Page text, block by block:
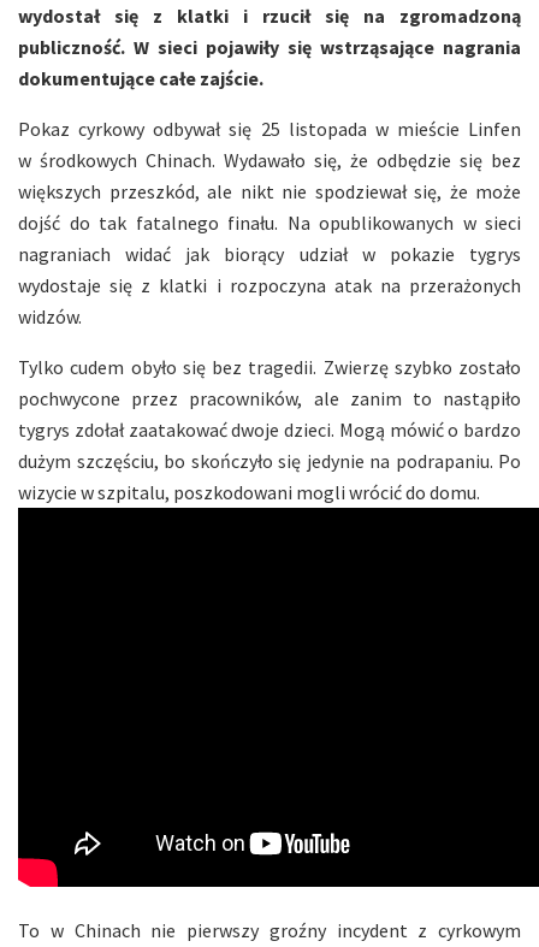
wydostał się z klatki i rzucił się na zgromadzoną
publiczność. W sieci pojawiły się wstrząsające nagrania
dokumentujące całe zajście.
Pokaz cyrkowy odbywał się 25 listopada w mieście Linfen
w środkowych Chinach. Wydawało się, że odbędzie się bez
większych przeszkód, ale nikt nie spodziewał się, że może
dojść do tak fatalnego finału. Na opublikowanych w sieci
nagraniach widać jak biorący udział w pokazie tygrys
wydostaje się z klatki i rozpoczyna atak na przerażonych
widzów.
Tylko cudem obyło się bez tragedii. Zwierzę szybko zostało
pochwycone przez pracowników, ale zanim to nastąpiło
tygrys zdołał zaatakować dwoje dzieci. Mogą mówić o bardzo
dużym szczęściu, bo skończyło się jedynie na podrapaniu. Po
wizycie w szpitalu, poszkodowani mogli wrócić do domu.
To w Chinach nie pierwszy groźny incydent z cyrkowym